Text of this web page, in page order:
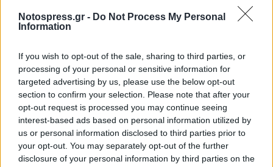
Notospress.gr - Do Not Process My Personal
Information
If you wish to opt-out of the sale, sharing to third parties, or
processing of your personal or sensitive information for
targeted advertising by us, please use the below opt-out
section to confirm your selection. Please note that after your
opt-out request is processed you may continue seeing
interest-based ads based on personal information utilized by
us or personal information disclosed to third parties prior to
your opt-out. You may separately opt-out of the further
disclosure of your personal information by third parties on the
• Τέσσερα (4) τμήματα κεραμικού πήλινου με
κονίαμα (Κορινθιακός Στρωτήρας).
• Εκατόν εννέα (109) όστρακα χειλών αγγείων.
• Τετρακόσια τριάντα (430) όστρακα από σώματα
αγγείων.
• Ένα (1) οστό.
• Ένα (1) θραύσμα χαλαζία.
• Ένα (1) θραύσμα πήλινου ειδωλίου από μήτρα.
• Τρία (3) τμήματα αδιάγνωστα.